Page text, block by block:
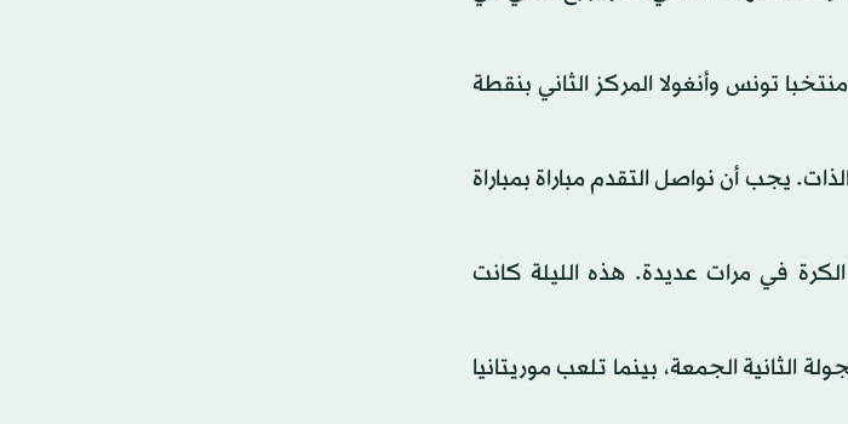
تونس وأنغولا المركز الثاني بنقطة
يجب أن نواصل التقدم مباراة بمباراة
الكرة في مرات عديدة. هذه الليلة كانت
الثانية الجمعة، بينما تلعب موريتانيا